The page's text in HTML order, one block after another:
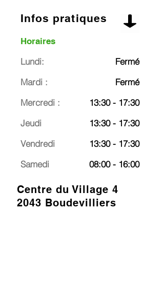
Infos pratiques
Horaires
Lundi:
Mardi :
Mercredi :
Jeudi
Vendredi
Samedi
Fermé
Fermé
13:30 - 17:30
13:30 - 17:30
13:30 - 17:30
08:00 - 16:00
Centre du Village 4
2043 Boudevilliers